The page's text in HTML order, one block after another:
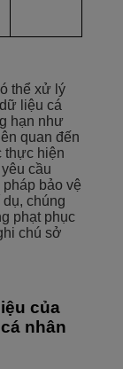
thể xử lý
liệu cá
hạn như
quan đến
thực hiện
cầu
bảo vệ
chúng
phạt phục
chú sở
của
nhân